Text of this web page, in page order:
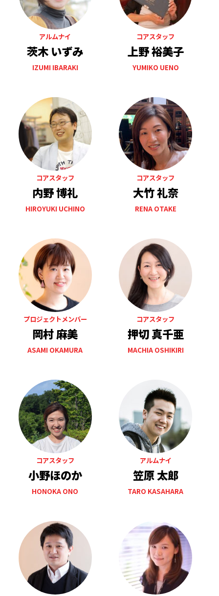
アルムナイ
茨木 いずみ
IZUMI IBARAKI
コアスタッフ
上野 裕美子
YUMIKO UENO
コアスタッフ
内野 博礼
HIROYUKI UCHINO
コアスタッフ
大竹 礼奈
RENA OTAKE
プロジェクトメンバー
岡村 麻美
ASAMI OKAMURA
コアスタッフ
押切 真千亜
MACHIA OSHIKIRI
コアスタッフ
小野ほのか
HONOKA ONO
アルムナイ
笠原 太郎
TARO KASAHARA